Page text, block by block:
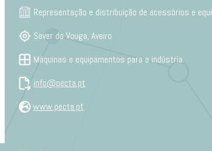
Representação e distribuição de acessórios e
Sever do Vouga, Aveiro
Máquinas e equipamentos para a indústria
info@pecta.pt
www.pecta.pt